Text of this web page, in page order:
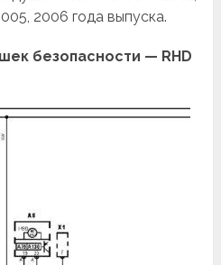
2006 года выпуска.
безопасности — RHD